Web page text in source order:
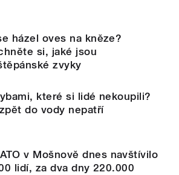
házel oves na kněze?
si, jaké jsou
zvyky
které si lidé nekoupili?
do vody nepatří
v Mošnově dnes navštívilo
lidí, za dva dny 220.000